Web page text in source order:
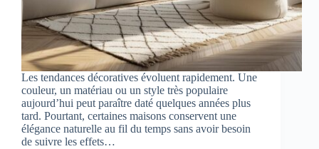
Les tendances décoratives évoluent rapidement. Une
couleur, un matériau ou un style très populaire
aujourd’hui peut paraître daté quelques années plus
tard. Pourtant, certaines maisons conservent une
élégance naturelle au fil du temps sans avoir besoin
de suivre les effets…